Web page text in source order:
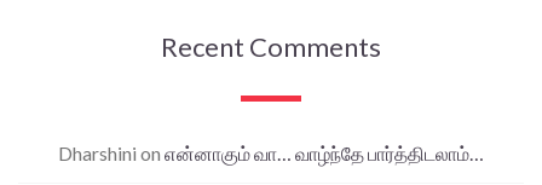
Recent Comments
Dharshini on என்னாகும் வா… வாழ்ந்தே பார்த்திடலாம்…